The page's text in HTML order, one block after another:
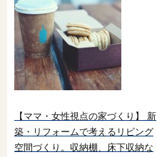
【ママ・女性視点の家づくり】 新
築・リフォームで考えるリビング
空間づくり。収納棚、床下収納な